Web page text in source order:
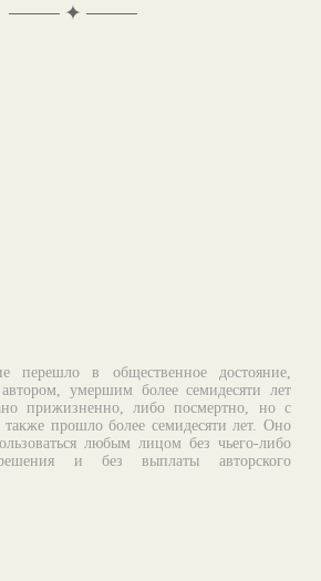
✦
перешло в общественное достояние,
умершим более семидесяти лет
прижизненно, либо посмертно, но с
прошло более семидесяти лет. Оно
любым лицом без чьего-либо
и без выплаты авторского